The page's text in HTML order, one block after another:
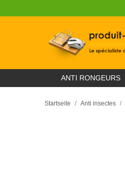
ANTI RONGEURS
Startseite Anti insectes